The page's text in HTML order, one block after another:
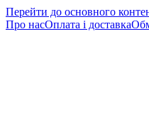
Перейти до основного
Про насОплата і доставка